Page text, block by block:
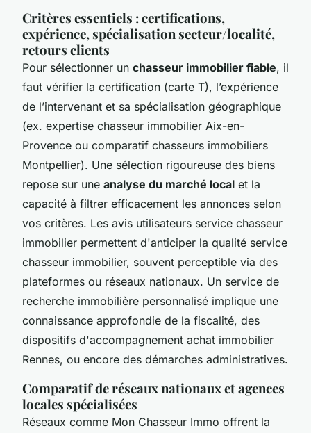
Critères essentiels : certifications,
expérience, spécialisation secteur/localité,
retours clients
Pour sélectionner un chasseur immobilier fiable, il
faut vérifier la certification (carte T), l’expérience
de l’intervenant et sa spécialisation géographique
(ex. expertise chasseur immobilier Aix-en-
Provence ou comparatif chasseurs immobiliers
Montpellier). Une sélection rigoureuse des biens
repose sur une analyse du marché local et la
capacité à filtrer efficacement les annonces selon
vos critères. Les avis utilisateurs service chasseur
immobilier permettent d'anticiper la qualité service
chasseur immobilier, souvent perceptible via des
plateformes ou réseaux nationaux. Un service de
recherche immobilière personnalisé implique une
connaissance approfondie de la fiscalité, des
dispositifs d'accompagnement achat immobilier
Rennes, ou encore des démarches administratives.
Comparatif de réseaux nationaux et agences
locales spécialisées
Réseaux comme Mon Chasseur Immo offrent la